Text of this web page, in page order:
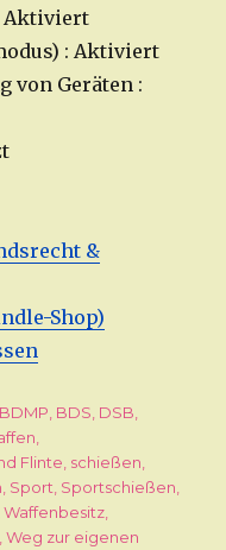
Aktiviert
: Aktiviert
von Geräten :
&
Shop)
Schlagwörter
BDMP BDS DSB
Flinte schießen
Sport Sportschießen
,Waffenbesitz
,Weg zur eigenen